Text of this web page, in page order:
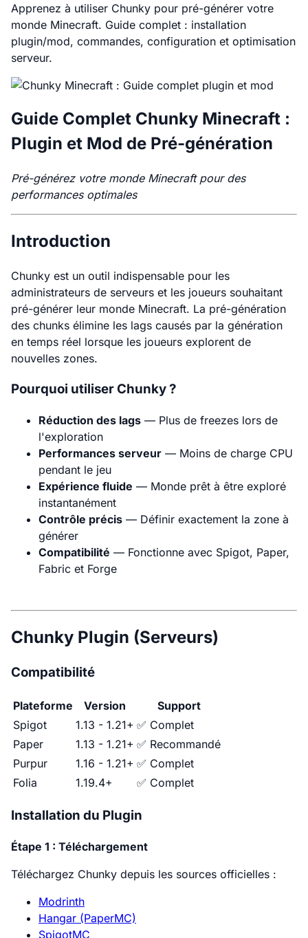
Apprenez à utiliser Chunky pour pré-générer votre
monde Minecraft. Guide complet : installation
plugin/mod, commandes, configuration et optimisation
serveur.
Guide Complet Chunky Minecraft :
Plugin et Mod de Pré-génération
Pré-générez votre monde Minecraft pour des
performances optimales
Introduction
Chunky est un outil indispensable pour les
administrateurs de serveurs et les joueurs souhaitant
pré-générer leur monde Minecraft. La pré-génération
des chunks élimine les lags causés par la génération
en temps réel lorsque les joueurs explorent de
nouvelles zones.
Pourquoi utiliser Chunky ?
Réduction des lags — Plus de freezes lors de
l'exploration
Performances serveur — Moins de charge CPU
pendant le jeu
Expérience fluide — Monde prêt à être exploré
instantanément
Contrôle précis — Définir exactement la zone à
générer
Compatibilité — Fonctionne avec Spigot, Paper,
Fabric et Forge
Chunky Plugin (Serveurs)
Compatibilité
Plateforme Version
Support
Spigot
1.13 - 1.21+ ✅ Complet
Paper
1.13 - 1.21+ ✅ Recommandé
Purpur
1.16 - 1.21+ ✅ Complet
Folia
1.19.4+ ✅ Complet
Installation du Plugin
Étape 1 : Téléchargement
Téléchargez Chunky depuis les sources officielles :
Modrinth
Hangar (PaperMC)
SpigotMC